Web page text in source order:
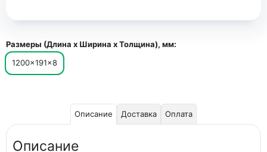
Размеры (Длина х Ширина х Толщина), мм:
1200×191×8
Описание Доставка Оплата
Описание